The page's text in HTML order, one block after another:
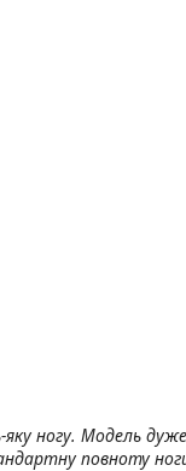
яку ногу. Модель дуже
повноту